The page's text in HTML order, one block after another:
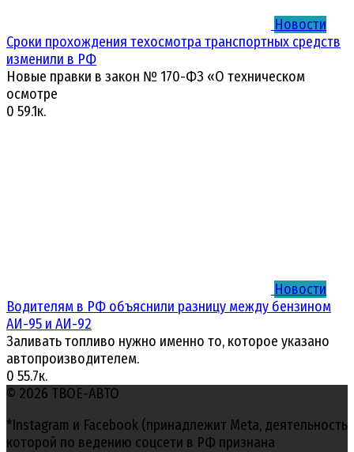
Новости
Сроки прохождения техосмотра транспортных средств
изменили в РФ
Новые правки в закон № 170-ФЗ «О техническом
осмотре
0 59.1к.
Новости
Водителям в РФ объяснили разницу между бензином
АИ-95 и АИ-92
Заливать топливо нужно именно то, которое указано
автопроизводителем.
0 55.7к.
© 2026 ТВОЕ-АВТО
*Instagram и Facebook (принадлежит Meta, деятельность
которой по ведению соцсети в РФ признана